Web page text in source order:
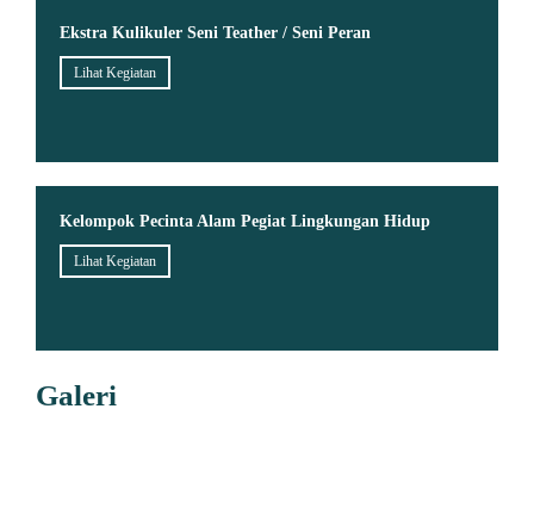
Ekstra Kulikuler Seni Teather / Seni Peran
Lihat Kegiatan
Kelompok Pecinta Alam Pegiat Lingkungan Hidup
Lihat Kegiatan
Galeri